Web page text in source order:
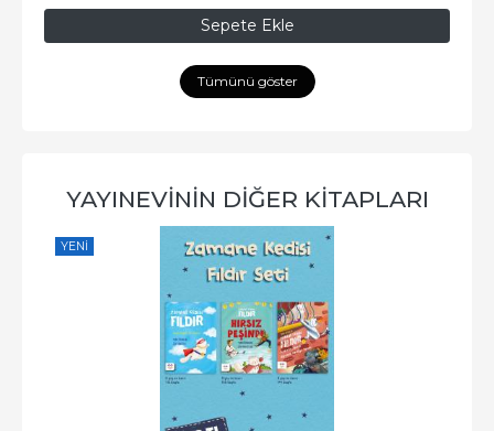
Sepete Ekle
Tümünü göster
YAYINEVININ DIĞER KITAPLARI
YENI